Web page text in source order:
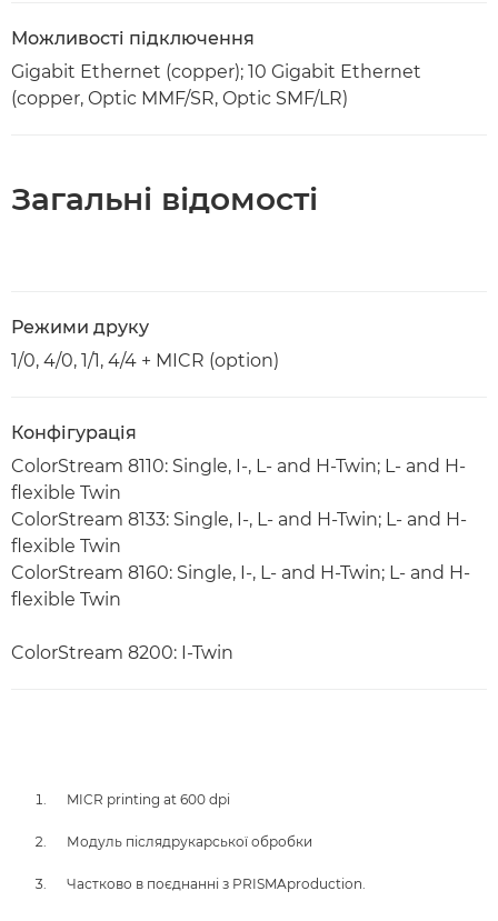
Можливості підключення
Gigabit Ethernet (copper); 10 Gigabit Ethernet
(copper, Optic MMF/SR, Optic SMF/LR)
Загальні відомості
Режими друку
1/0, 4/0, 1/1, 4/4 + MICR (option)
Конфігурація
ColorStream 8110: Single, I-, L- and H-Twin; L- and H-
flexible Twin
ColorStream 8133: Single, I-, L- and H-Twin; L- and H-
flexible Twin
ColorStream 8160: Single, I-, L- and H-Twin; L- and H-
flexible Twin
ColorStream 8200: I-Twin
MICR printing at 600 dpi
Модуль післядрукарської обробки
Частково в поєднанні з PRISMAproduction.